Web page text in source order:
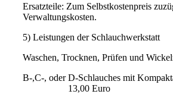
Ersatzteile: Zum Selbstkostenpreis
Verwaltungskosten.
5) Leistungen der Schlauchwerkstatt
Waschen, Trocknen, Prüfen und
B-,C-, oder D-Schlauches mit
13,00 Euro